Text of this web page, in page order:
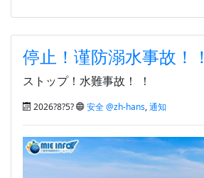
停止！谨防溺水事故！！
ストップ！水難事故！ ！
2026?8?5? 安全 @zh-hans,通知